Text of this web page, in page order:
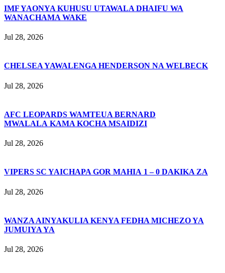
IMF YAONYA KUHUSU UTAWALA DHAIFU WA
WANACHAMA WAKE
Jul 28, 2026
CHELSEA YAWALENGA HENDERSON NA WELBECK
Jul 28, 2026
AFC LEOPARDS WAMTEUA BERNARD
MWALALA KAMA KOCHA MSAIDIZI
Jul 28, 2026
VIPERS SC YAICHAPA GOR MAHIA 1 – 0 DAKIKA ZA
Jul 28, 2026
WANZA AINYAKULIA KENYA FEDHA MICHEZO YA
JUMUIYA YA
Jul 28, 2026